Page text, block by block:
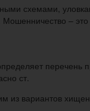
схемами,
Мошенничество –
ст.
из вариантов